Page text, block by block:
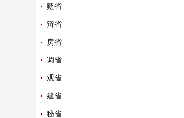
贬省
辩省
房省
调省
观省
建省
秘省